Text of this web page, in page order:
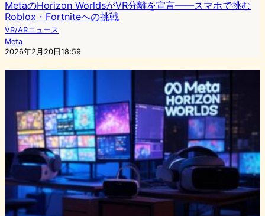
MetaのHorizon WorldsがVR分離を宣言——スマホで挑む
Roblox・Fortniteへの挑戦
VR/ARニュース
Meta
2026年2月20日18:59